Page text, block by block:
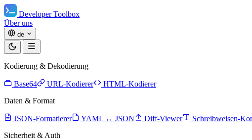
Developer Toolbox
Über uns
de
Kodierung & Dekodierung
Base64 URL-Kodierer
HTML-Kodierer
Daten & Format
JSON-Formatierer YAML ↔ JSON Diff-Viewer Schreibweisen-
Sicherheit & Auth